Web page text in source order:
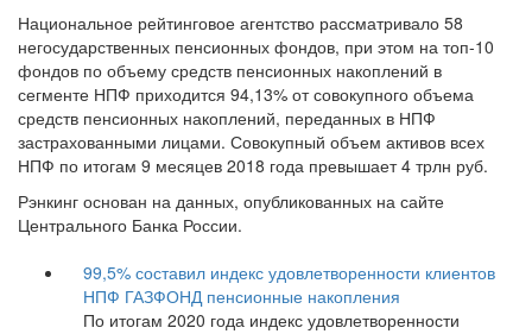
Национальное рейтинговое агентство рассматривало 58
негосударственных пенсионных фондов, при этом на топ-10
фондов по объему средств пенсионных накоплений в
сегменте НПФ приходится 94,13% от совокупного объема
средств пенсионных накоплений, переданных в НПФ
застрахованными лицами. Совокупный объем активов всех
НПФ по итогам 9 месяцев 2018 года превышает 4 трлн руб.
Рэнкинг основан на данных, опубликованных на сайте
Центрального Банка России.
99,5% составил индекс удовлетворенности клиентов
НПФ ГАЗФОНД пенсионные накопления
По итогам 2020 года индекс удовлетворенности